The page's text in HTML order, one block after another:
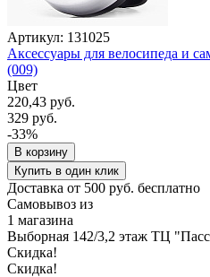
Артикул: 131025
Аксессуары для велосипеда и
(009)
Цвет
220,43 руб.
329 руб.
-33%
В корзину
Купить в один клик
Доставка от 500 руб. бесплатно
Самовывоз из
1 магазина
Выборная 142/3,2 этаж ТЦ
Скидка!
Скидка!